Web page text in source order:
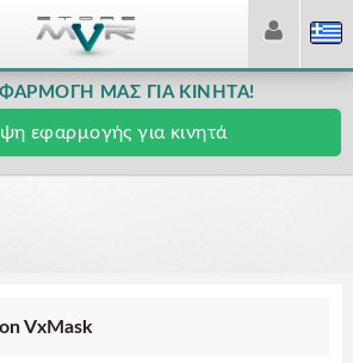
ΜΑΣ ΓΙΑ ΚΙΝΗΤΆ!
εφαρμογής για κινητά
VxMask